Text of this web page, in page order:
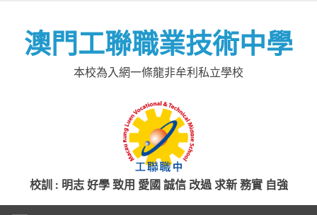
content澳門工聯職業技術中學
本校為入網一條龍非牟利私立學校
校訓 : 明志 好學 致用 愛國 誠信 改過 求新 務實 自強